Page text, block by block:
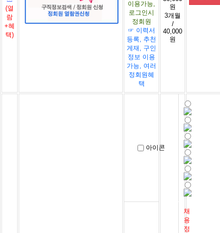
(열
람
+혜
택)
이용가능,
로그인시
정회원
☞ 이력서
등록, 추천
게재, 구인
정보 이용
가능, 여러
정회원혜
택
원
3개월
/
40,000
원
아이콘
채
용
정